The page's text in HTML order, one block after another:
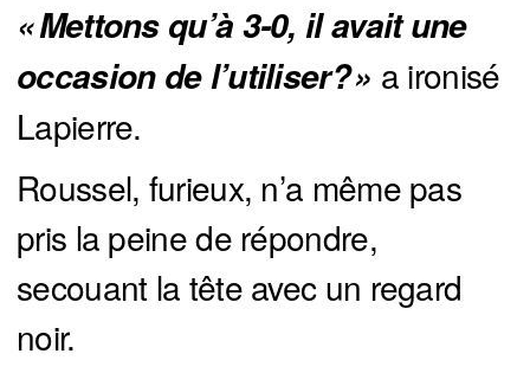
« Mettons qu’à 3-0, il avait une
occasion de l’utiliser? » a ironisé
Lapierre.
Roussel, furieux, n’a même pas
pris la peine de répondre,
secouant la tête avec un regard
noir.